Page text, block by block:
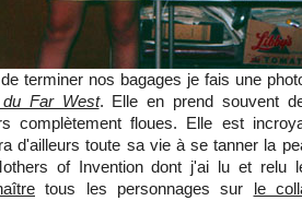
terminer nos bagages je fais une
Far West. Elle en prend souvent
complètement floues. Elle est
d'ailleurs toute sa vie à se tanner la
of Invention dont j'ai lu et relu
tous les personnages sur le